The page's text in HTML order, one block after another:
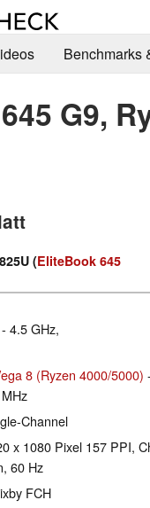
Benchmarks
G9,
(EliteBook 645
4.5 GHz,
8 (Ryzen 4000/5000)
Channel
x 1080 Pixel 157 PPI,
60 Hz
FCH